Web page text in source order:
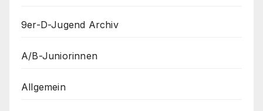
9er-D-Jugend Archiv
A/B-Juniorinnen
Allgemein